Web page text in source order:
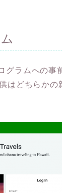
グラムへの事
はどちらかの